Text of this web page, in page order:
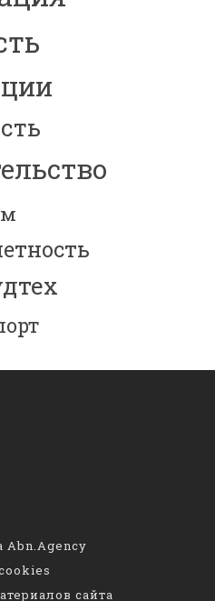
Abn.Agency
сайта